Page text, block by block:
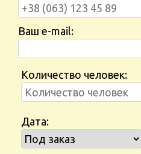
Ваш e-mail:
Количество человек:
Дата: